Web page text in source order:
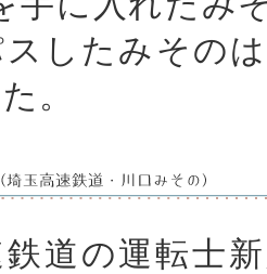
したみその
。
道の運転士